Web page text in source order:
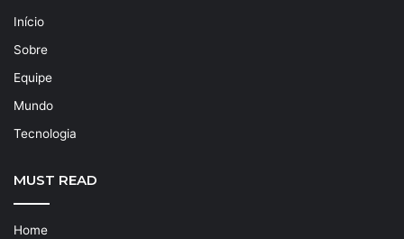
Início
Sobre
Equipe
Mundo
Tecnologia
MUST READ
Home